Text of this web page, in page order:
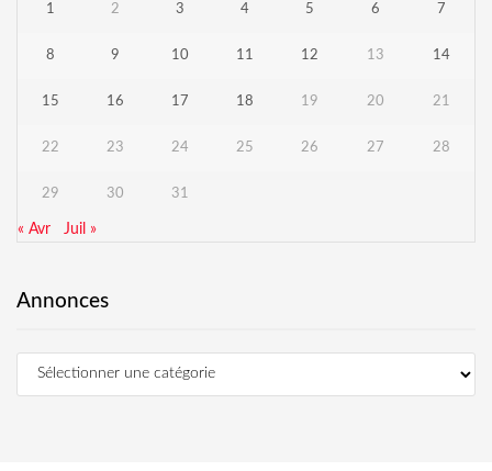
1 2 3 4 5 6 7
8 9 10 11 12 13 14
15 16 17 18 19 20 21
22 23 24 25 26 27 28
29 30 31
« Avr Juil »
Annonces